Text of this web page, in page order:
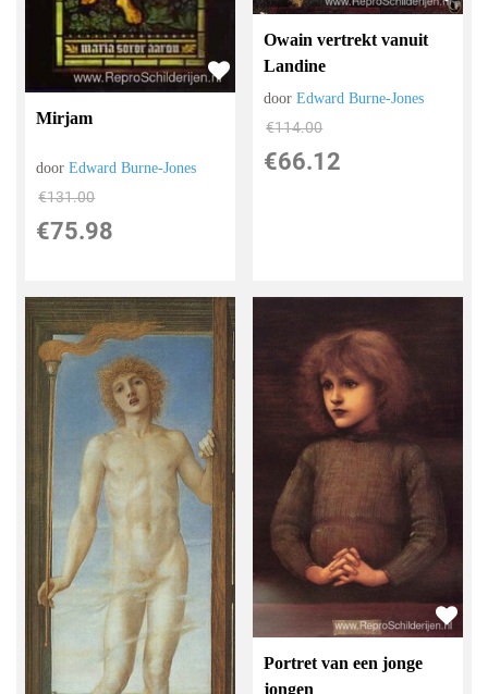
Mirjam
doorEdward Burne-Jones
€131.00
€75.98
Owain vertrekt vanuit
Landine
doorEdward Burne-Jones
€114.00
€66.12
Portret van een jonge
jongen